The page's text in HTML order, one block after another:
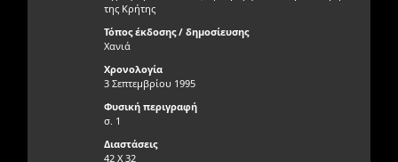
της Κρήτης
Τόπος έκδοσης / δημοσίευσης
Χανιά
Χρονολογία
3 Σεπτεμβρίου 1995
Φυσική περιγραφή
σ. 1
Διαστάσεις
42 Χ 32